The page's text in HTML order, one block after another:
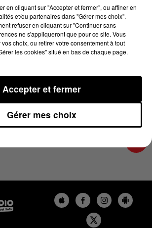
11 sec
LOT DU 14/04/2025 À 07H00
en cliquant sur "Accepter et fermer", ou affiner en
et/ou partenaires dans "Gérer mes choix".
refuser en cliquant sur "Continuer sans
ne s'appliqueront que pour ce site. Vous
choix, ou retirer votre consentement à tout
les cookies" situé en bas de chaque page.
Gérer mes choix
Accepter et fermer